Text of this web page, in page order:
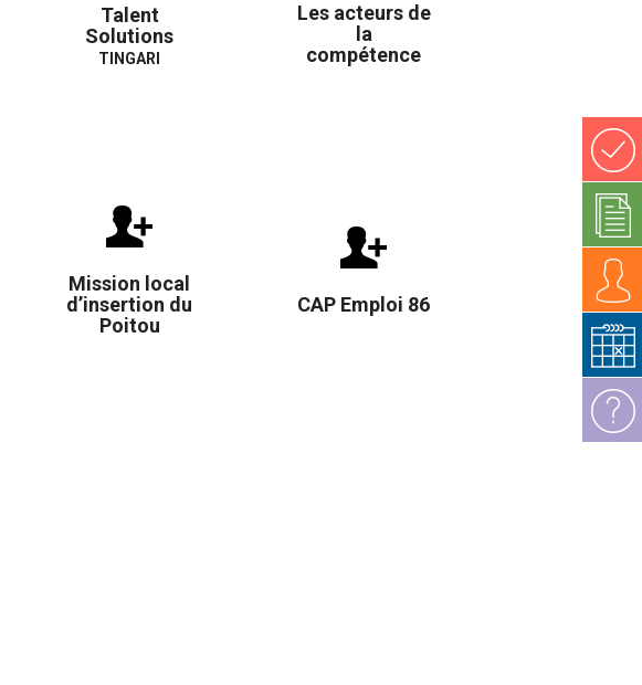
Talent
Solutions
TINGARI
Les acteurs de
la
compétence
Mission local
d’insertion du
Poitou
CAP Emploi 86